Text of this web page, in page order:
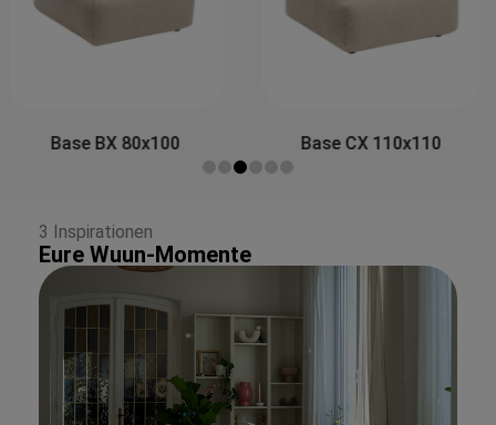
Base CX 110x110 Side&Back A 80x30
3 Inspirationen
Eure Wuun-Momente